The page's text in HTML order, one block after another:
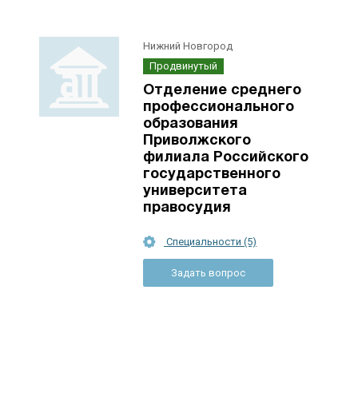
Нижний Новгород
Продвинутый
Отделение среднего
профессионального
образования
Приволжского
филиала Российского
государственного
университета
правосудия
Специальности (5)
Задать вопрос